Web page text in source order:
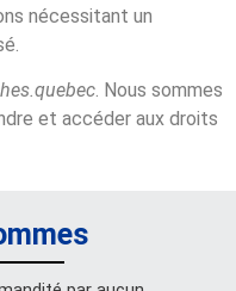
nécessitant un
. Nous sommes
et accéder aux droits